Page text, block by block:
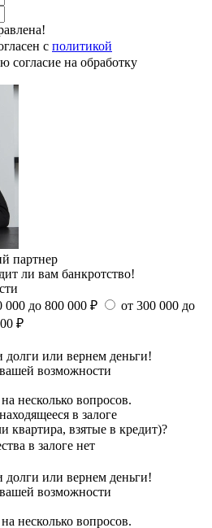
с политикой
согласие на обработку
партнер
ли вам банкротство!
000 до 800 000 ₽
от 300 000 до
₽
или вернем деньги!
возможности
несколько вопросов.
в залоге
квартира, взятые в кредит)?
в залоге нет
или вернем деньги!
возможности
несколько вопросов.